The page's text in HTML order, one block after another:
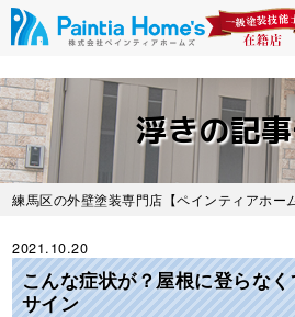
Skip
to
main
content
浮きの記
練馬区の外壁塗装専門店【ペインティアホー
2021.10.20
こんな症状が？屋根に登らな
サイン